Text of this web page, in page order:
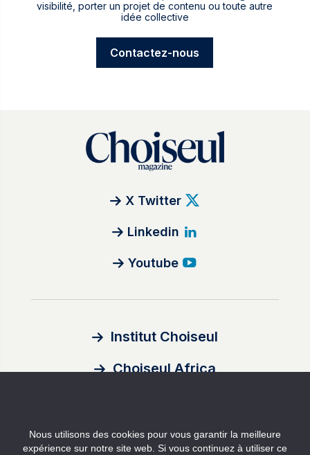
visibilité, porter un projet de contenu ou toute autre
idée collective
Contactez-nous
X Twitter
Linkedin
Youtube
Institut Choiseul
Choiseul Africa
Auteurs
Nous utilisons des cookies pour vous garantir la meilleure
expérience sur notre site web. Si vous continuez à utiliser ce